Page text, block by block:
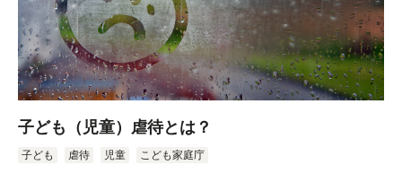
子ども（児童）虐待とは？
子ども 虐待 児童 こども家庭庁